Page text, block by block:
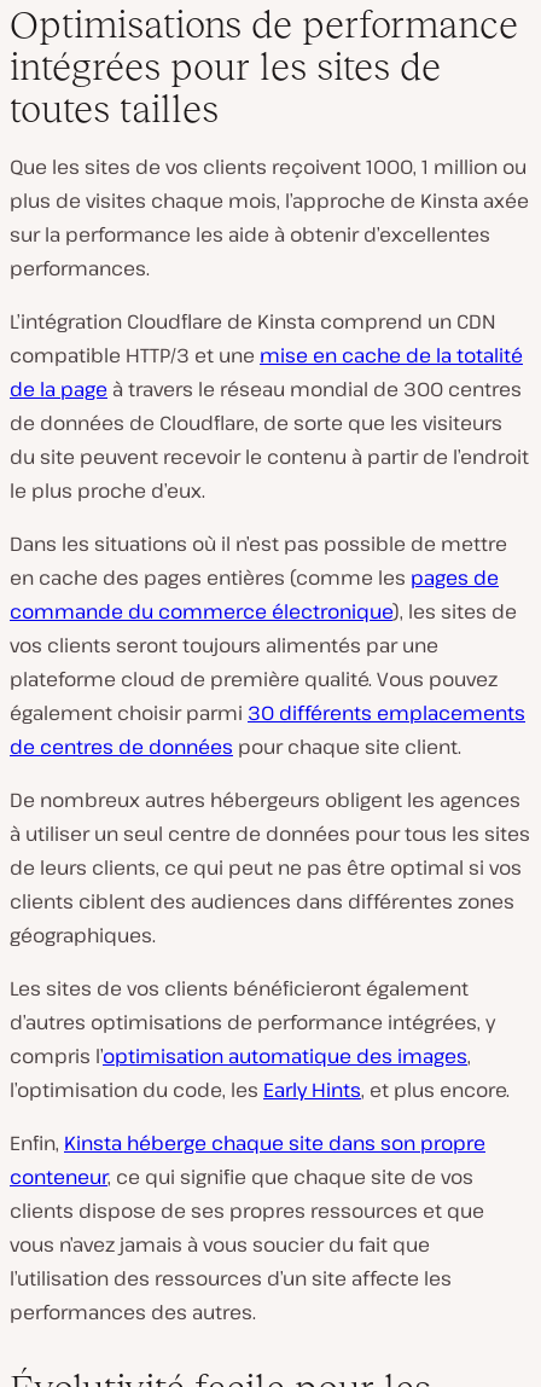
Optimisations de performance
intégrées pour les sites de
toutes tailles
Que les sites de vos clients reçoivent 1000, 1 million ou
plus de visites chaque mois, l’approche de Kinsta axée
sur la performance les aide à obtenir d’excellentes
performances.
L’intégration Cloudflare de Kinsta comprend un CDN
compatible HTTP/3 et une mise en cache de la totalité
de la page à travers le réseau mondial de 300 centres
de données de Cloudflare, de sorte que les visiteurs
du site peuvent recevoir le contenu à partir de l’endroit
le plus proche d’eux.
Dans les situations où il n’est pas possible de mettre
en cache des pages entières (comme les pages de
commande du commerce électronique), les sites de
vos clients seront toujours alimentés par une
plateforme cloud de première qualité. Vous pouvez
également choisir parmi 30 différents emplacements
de centres de données pour chaque site client.
De nombreux autres hébergeurs obligent les agences
à utiliser un seul centre de données pour tous les sites
de leurs clients, ce qui peut ne pas être optimal si vos
clients ciblent des audiences dans différentes zones
géographiques.
Les sites de vos clients bénéficieront également
d’autres optimisations de performance intégrées, y
compris l’optimisation automatique des images,
l’optimisation du code, les Early Hints, et plus encore.
Enfin, Kinsta héberge chaque site dans son propre
conteneur, ce qui signifie que chaque site de vos
clients dispose de ses propres ressources et que
vous n’avez jamais à vous soucier du fait que
l’utilisation des ressources d’un site affecte les
performances des autres.